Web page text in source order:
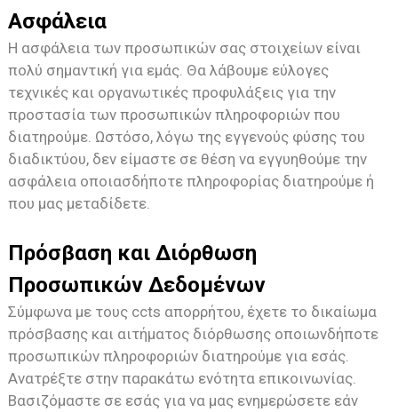
Ασφάλεια
Η ασφάλεια των προσωπικών σας στοιχείων είναι
πολύ σημαντική για εμάς. Θα λάβουμε εύλογες
τεχνικές και οργανωτικές προφυλάξεις για την
προστασία των προσωπικών πληροφοριών που
διατηρούμε. Ωστόσο, λόγω της εγγενούς φύσης του
διαδικτύου, δεν είμαστε σε θέση να εγγυηθούμε την
ασφάλεια οποιασδήποτε πληροφορίας διατηρούμε ή
που μας μεταδίδετε.
Πρόσβαση και Διόρθωση
Προσωπικών Δεδομένων
Σύμφωνα με τους ccts απορρήτου, έχετε το δικαίωμα
πρόσβασης και αιτήματος διόρθωσης οποιωνδήποτε
προσωπικών πληροφοριών διατηρούμε για εσάς.
Ανατρέξτε στην παρακάτω ενότητα επικοινωνίας.
Βασιζόμαστε σε εσάς για να μας ενημερώσετε εάν